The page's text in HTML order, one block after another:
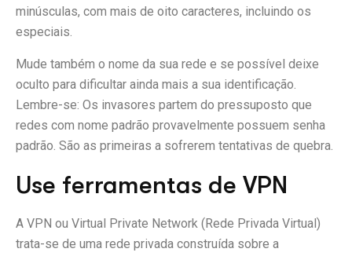
minúsculas, com mais de oito caracteres, incluindo os
especiais.
Mude também o nome da sua rede e se possível deixe
oculto para dificultar ainda mais a sua identificação.
Lembre-se: Os invasores partem do pressuposto que
redes com nome padrão provavelmente possuem senha
padrão. São as primeiras a sofrerem tentativas de quebra.
Use ferramentas de VPN
A VPN ou Virtual Private Network (Rede Privada Virtual)
trata-se de uma rede privada construída sobre a